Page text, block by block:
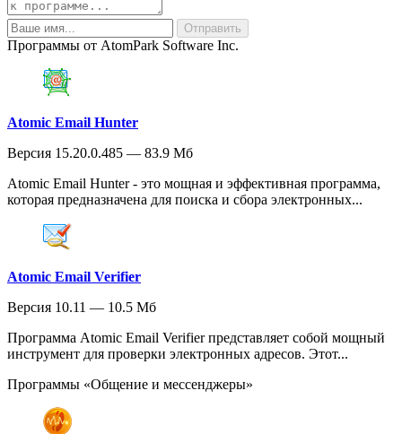
Программы от AtomPark Software Inc.
Atomic Email Hunter
Версия 15.20.0.485 — 83.9 Мб
Atomic Email Hunter - это мощная и эффективная программа,
которая предназначена для поиска и сбора электронных...
Atomic Email Verifier
Версия 10.11 — 10.5 Мб
Программа Atomic Email Verifier представляет собой мощный
инструмент для проверки электронных адресов. Этот...
Программы «Общение и мессенджеры»